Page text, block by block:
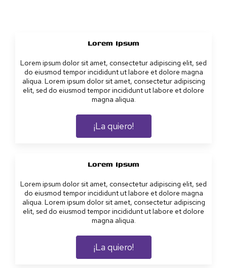
Lorem Ipsum
Lorem ipsum dolor sit amet, consectetur adipiscing elit, sed
do eiusmod tempor incididunt ut labore et dolore magna
aliqua. Lorem ipsum dolor sit amet, consectetur adipiscing
elit, sed do eiusmod tempor incididunt ut labore et dolore
magna aliqua.
¡La quiero!
Lorem Ipsum
Lorem ipsum dolor sit amet, consectetur adipiscing elit, sed
do eiusmod tempor incididunt ut labore et dolore magna
aliqua. Lorem ipsum dolor sit amet, consectetur adipiscing
elit, sed do eiusmod tempor incididunt ut labore et dolore
magna aliqua.
¡La quiero!